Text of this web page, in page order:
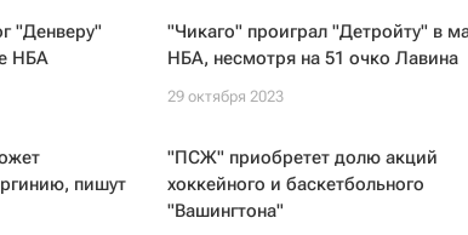
"Денверу"
НБА
"Чикаго" проиграл "Детройту" в
НБА, несмотря на 51 очко Лавина
29 октября 2023
пишут
"ПСЖ" приобретет долю акций
хоккейного и баскетбольного
"Вашингтона"